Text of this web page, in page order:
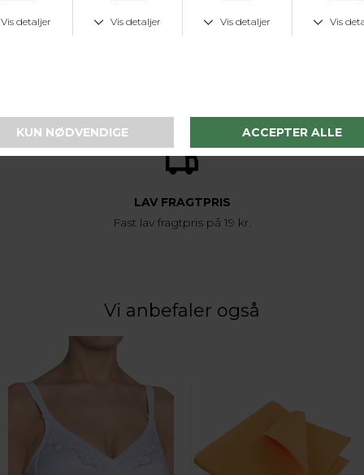
LAV FRAGTPRIS
Fast lav fragtpris på 19 kr.
Vi anbefaler også